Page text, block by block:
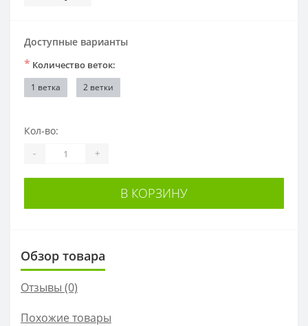
Доступные варианты
* Количество веток:
1 ветка 2 ветки
Кол-во:
- +
В КОРЗИНУ
Обзор товара
Отзывы (0)
Похожие товары